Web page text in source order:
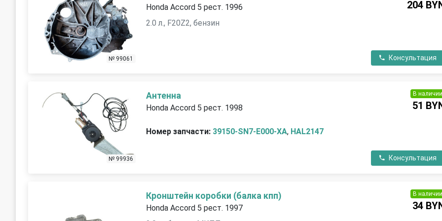
№ 99061
Honda Accord 5 рест. 1996
2.0 л., F20Z2, бензин
204
Консультация
№ 99936
Антенна
Honda Accord 5 рест. 1998
Номер запчасти: 39150-SN7-E000-XA, HAL2147
В наличии
51
Консультация
Кронштейн коробки (балка кпп)
Honda Accord 5 рест. 1997
В наличии
34